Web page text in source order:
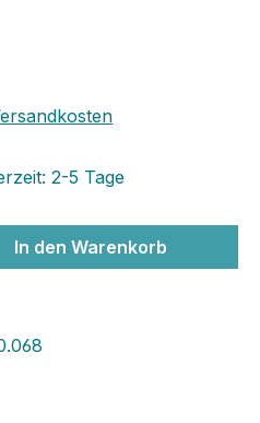
2-5 Tage
den
In den Warenkorb